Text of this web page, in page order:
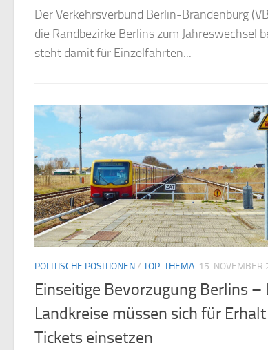
Das Thema Windenergie erhitzt derzeit die
zwei Flächen als sogenannte
etwa...
POLITISCHE POSITIONEN/ TOP-THEMA 15. NOVEMBER
Einseitige Bevorzugung Berlins –
Landkreise müssen sich für
Tickets einsetzen